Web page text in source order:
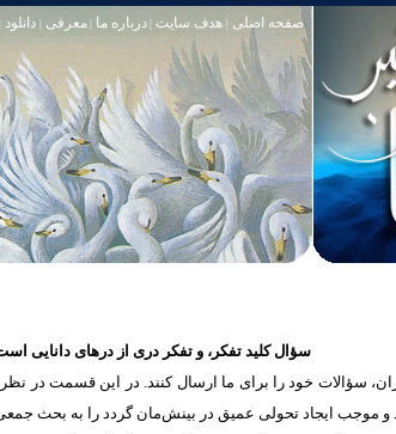
صفحه اصلی هدف سایت |درباره ما |معرفی دانلود
سؤال کلید تفکر، و تفکر دری از درهای دانایی
خود را برای ما ارسال کنند. در این قسمت در نظر
و موجب ايجاد تحولی عمیق در بینش‌مان گردد را به بحث